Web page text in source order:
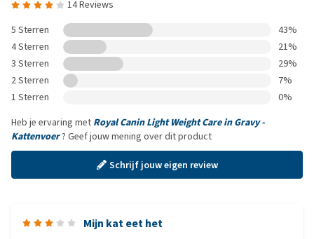
14 Reviews
5 Sterren
43%
4 Sterren
21%
3 Sterren
29%
2 Sterren
7%
1 Sterren
0%
Heb je ervaring met Royal Canin Light Weight Care in Gravy -
Kattenvoer? Geef jouw mening over dit product
Schrijf jouw eigen review
Mijn kat eet het